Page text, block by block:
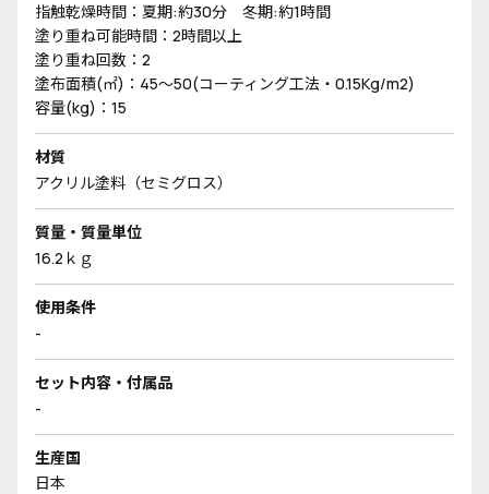
指触乾燥時間：夏期:約30分 冬期:約1時間
塗り重ね可能時間：2時間以上
塗り重ね回数：2
塗布面積(㎡)：45～50(コーティング工法・0.15Kg/m2)
容量(kg)：15
材質
アクリル塗料（セミグロス）
質量・質量単位
16.2ｋｇ
使用条件
-
セット内容・付属品
-
生産国
日本